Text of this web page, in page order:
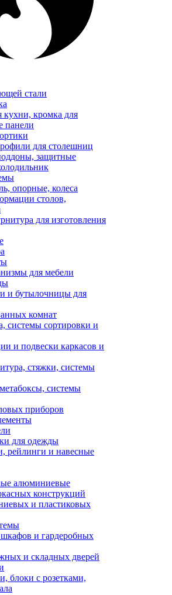
стали
кромка для
панели
для столешниц
защитные
опорные, колеса
столов,
для изготовления
для мебели
и бутылочницы для
комнат
системы сортировки и
и подвески каркасов и
стяжки, системы
системы
приборов
для одежды
рейлинги и навесные
алюминиевые
конструкций
и пластиковых
и гардеробных
и складных дверей
блоки с розетками,